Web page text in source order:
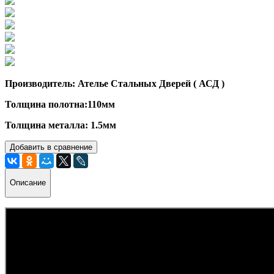
Производитель: Ателье Стальных Дверей ( АСД )
Толщина полотна:110мм
Толщина металла: 1.5мм
Добавить в сравнение
Описание